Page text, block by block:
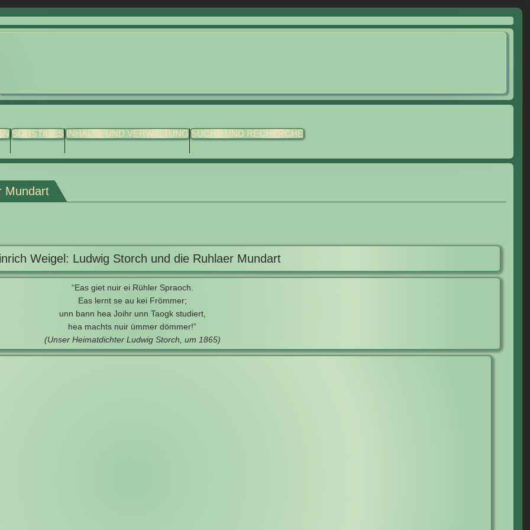
SONSTIGES INHALTE UND VERWALTUNG SUCHE UND RECHERCHE
Mundart
Weigel: Ludwig Storch und die Ruhlaer Mundart
“Eas giet nuir ei Rühler Spraoch.
Eas lernt se au kei Frömmer;
unn bann hea Joihr unn Taogk studiert,
hea machts nuir ümmer dömmer!”
(Unser Heimatdichter Ludwig Storch, um 1865)